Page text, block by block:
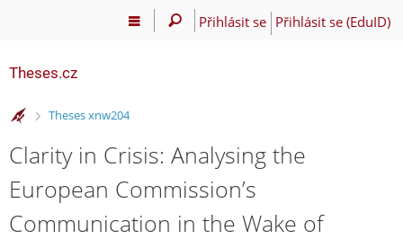
Přihlásit se Přihlásit se (EduID)
Theses.cz
>
Theses xnw204
Clarity in Crisis: Analysing the
European Commission’s
Communication in the Wake of